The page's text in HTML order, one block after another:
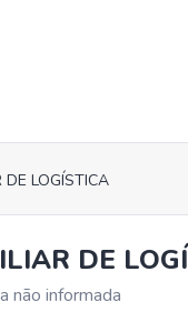
DE LOGÍSTICA
DE
não informada